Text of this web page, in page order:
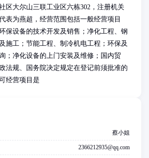
区大尔山三联工业区六栋302，注册机关
表为燕超，经营范围包括一般经营项目
保设备的技术开发及销售；净化工程、钢
施工；节能工程、制冷机电工程；环保及
；净化设备的上门安装及维修；国内贸
法规、国务院决定规定在登记前须批准的
经营项目是
蔡小姐
2366212935@qq.com